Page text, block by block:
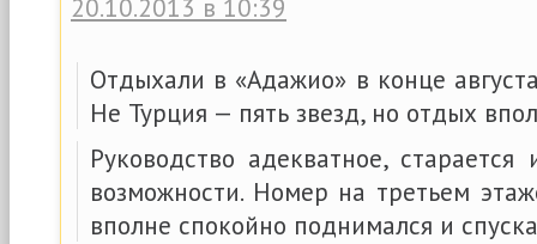
20.10.2013 в 10:39
Отдыхали в «Адажио» в конце
Не Турция — пять звезд, но отдых
Руководство адекватное,
возможности. Номер на третьем
вполне спокойно поднимался и